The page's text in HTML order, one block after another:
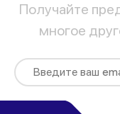
Получайте
многое